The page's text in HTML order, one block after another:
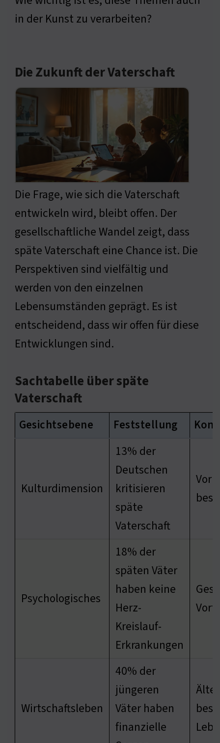
in der Kunst zu verarbeiten?
Die Zukunft der Vaterschaft
Die Frage, wie sich die Vaterschaft
entwickeln wird, bleibt offen. Der
gesellschaftliche Wandel zeigt, dass
späte Vaterschaft eine Chance ist. Die
Perspektiven sind vielfältig und
werden von den einzelnen
Lebensumständen geprägt. Es ist
entscheidend, dass wir offen für diese
Entwicklungen sind.
Sachtabelle über späte
Vaterschaft
Gesichtsebene Feststellung
Kulturdimension
13% der
Deutschen
kritisieren
späte
Vaterschaft
Psychologisches
18% der
späten Väter
haben keine
Herz-
Kreislauf-
Erkrankungen
Wirtschaftsleben
40% der
jüngeren
Väter haben
finanzielle